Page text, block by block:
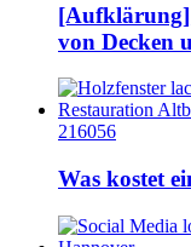
[Aufklärung]
von Decken
216056
Was kostet